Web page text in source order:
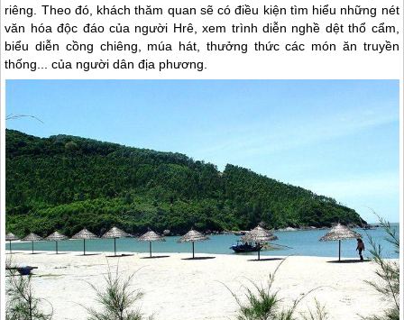
riêng. Theo đó, khách thăm quan sẽ có điều kiện tìm hiểu những nét
văn hóa độc đáo của người Hrê, xem trình diễn nghề dệt thổ cẩm,
biểu diễn cồng chiêng, múa hát, thưởng thức các món ăn truyền
thống... của người dân địa phương.